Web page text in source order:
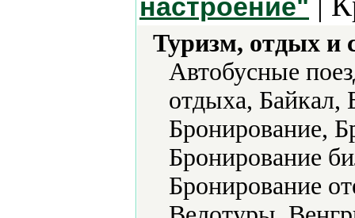
настроение"
Туризм, отдых и
Автобусные
отдыха, Байкал,
Бронирование,
Бронирование
Бронирование